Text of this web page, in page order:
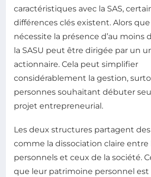
caractéristiques avec la SAS,
différences clés existent. Alors que
nécessite la présence d’au moins
la SASU peut être dirigée par un
actionnaire. Cela peut simplifier
considérablement la gestion,
personnes souhaitant débuter
projet entrepreneurial.
Les deux structures partagent
comme la dissociation claire entre
personnels et ceux de la société.
que leur patrimoine personnel est